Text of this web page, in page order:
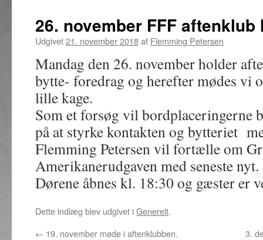
26. november FFF
Udgivet21. november 2018af Flemming Petersen
Mandag den 26. november holder
bytte- foredrag og herefter mødes vi
lille kage.
Som et forsøg vil bordplaceringerne
på at styrke kontakten og bytteriet
Flemming Petersen vil fortælle om
Amerikanerudgaven med seneste nyt.
Dørene åbnes kl. 18:30 og gæster er
Dette indlæg blev udgivet iGenerelt.
← 19. november møde i aftenklubben. 3.